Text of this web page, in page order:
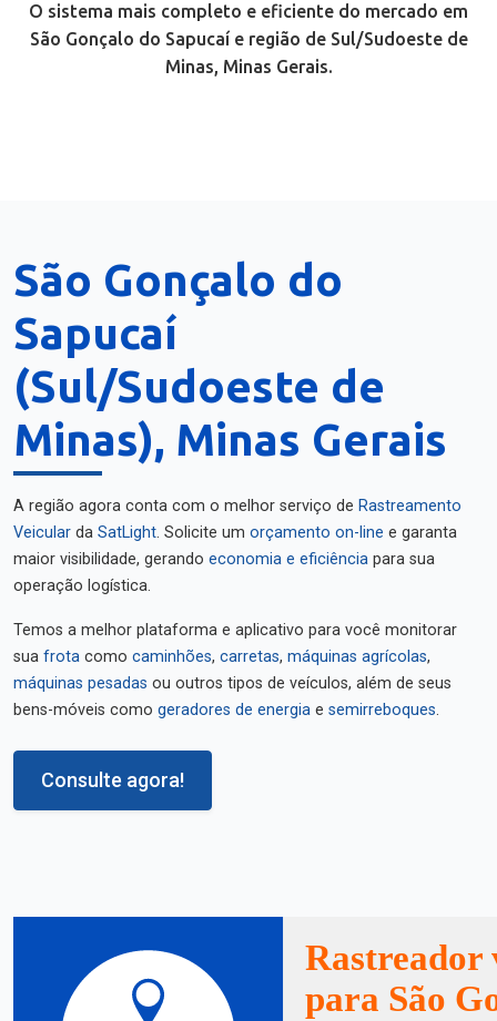
O sistema mais completo e eficiente do mercado em
São Gonçalo do Sapucaí e região de Sul/Sudoeste de
Minas, Minas Gerais.
São Gonçalo do
Sapucaí
(Sul/Sudoeste de
Minas), Minas Gerais
A região agora conta com o melhor serviço de Rastreamento
Veicular da SatLight. Solicite um orçamento on-line e garanta
maior visibilidade, gerando economia e eficiência para sua
operação logística.
Temos a melhor plataforma e aplicativo para você monitorar
sua frota como caminhões, carretas, máquinas agrícolas,
máquinas pesadas ou outros tipos de veículos, além de seus
bens-móveis como geradores de energia e semirreboques.
Consulte agora!
Rastreador
para São